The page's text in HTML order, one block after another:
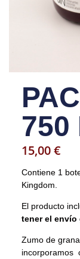
750
15,00€
Contiene 1
Kingdom.
El producto
tener el
Zumo de
incorporamos